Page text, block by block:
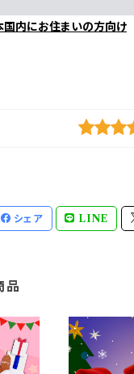
国内にお住まいの方向け
シェア LINE
品